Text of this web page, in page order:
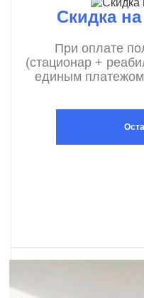
Скидка
При оплате
(стационар +
единым